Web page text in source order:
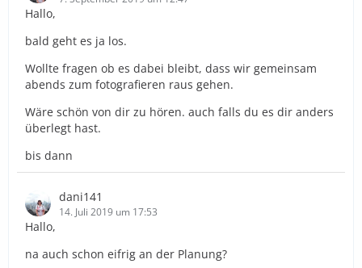
Hallo,
bald geht es ja los.
Wollte fragen ob es dabei bleibt, dass wir gemeinsam
abends zum fotografieren raus gehen.
Wäre schön von dir zu hören. auch falls du es dir anders
überlegt hast.
bis dann
dani141
14. Juli 2019 um 17:53
Hallo,
na auch schon eifrig an der Planung?